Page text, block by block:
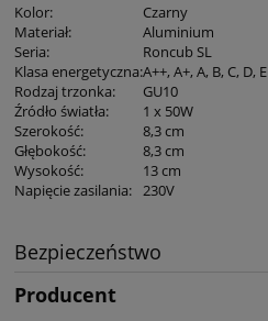
Kolor:
Czarny
Materiał:
Aluminium
Seria:
Roncub SL
Klasa energetyczna:A++, A+, A, B, C, D, E
Rodzaj trzonka:
GU10
Źródło światła:
1 x 50W
Szerokość:
8,3 cm
Głębokość:
8,3 cm
Wysokość:
13 cm
Napięcie zasilania: 230V
Bezpieczeństwo
Producent